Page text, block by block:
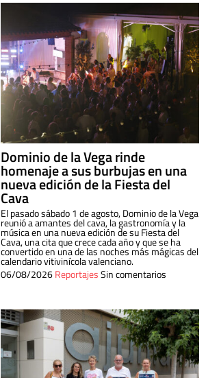
Dominio de la Vega rinde
homenaje a sus burbujas en una
nueva edición de la Fiesta del
Cava
El pasado sábado 1 de agosto, Dominio de la Vega
reunió a amantes del cava, la gastronomía y la
música en una nueva edición de su Fiesta del
Cava, una cita que crece cada año y que se ha
convertido en una de las noches más mágicas del
calendario vitivinícola valenciano.
06/08/2026ReportajesSin comentarios